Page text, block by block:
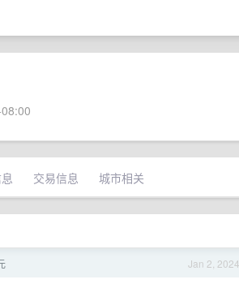
交易信息 城市相关
Jan 2, 2024